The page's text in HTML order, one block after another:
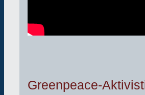
Greenpeace-